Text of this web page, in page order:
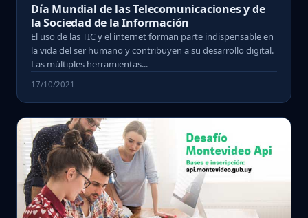
Día Mundial de las Telecomunicaciones y de
la Sociedad de la Información
El uso de las TIC y el internet forman parte indispensable en
la vida del ser humano y contribuyen a su desarrollo digital.
Las múltiples herramientas...
17/10/2021